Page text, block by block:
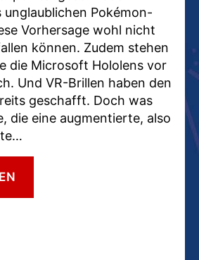
unglaublichen Pokémon-
Vorhersage wohl nicht
können. Zudem stehen
die Microsoft Hololens vor
Und VR-Brillen haben den
geschafft. Doch was
die eine augmentierte, also